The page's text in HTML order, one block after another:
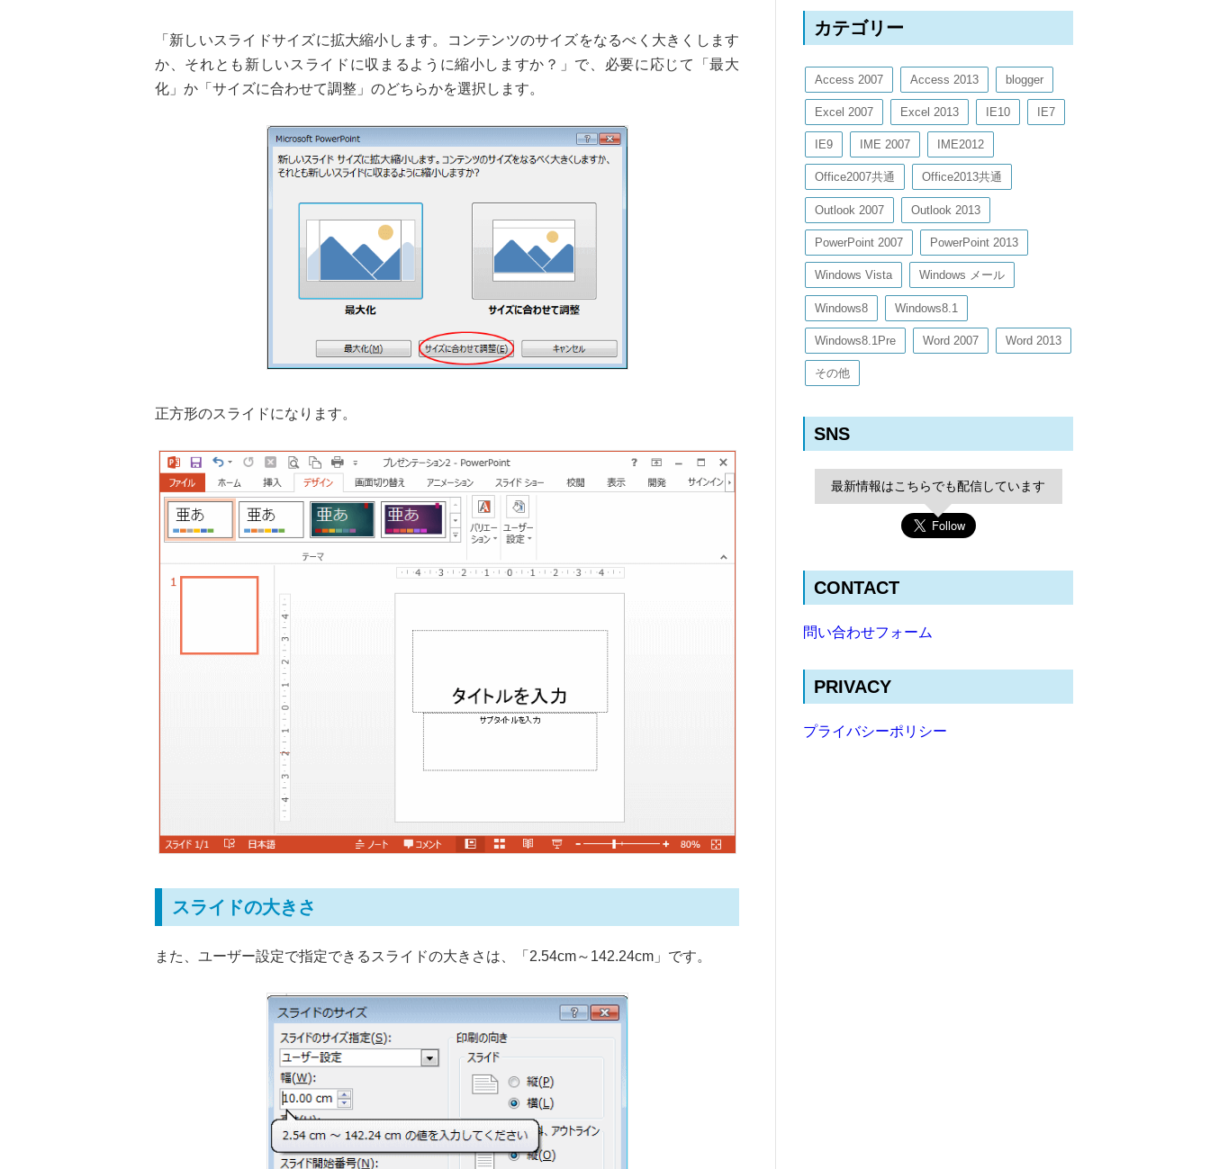
「新しいスライドサイズに拡大縮小します。コンテンツのサイズをなるべく大きくします
か、それとも新しいスライドに収まるように縮小しますか？」で、必要に応じて「最大
化」か「サイズに合わせて調整」のどちらかを選択します。
正方形のスライドになります。
スライドの大きさ
また、ユーザー設定で指定できるスライドの大きさは、「2.54cm～142.24cm」です。
カテゴリー
Access 2007 Access 2013 blogger
Excel 2007 Excel 2013 IE10 IE7
IE9 IME 2007 IME2012
Office2007共通 Office2013共通
Outlook 2007 Outlook 2013
PowerPoint 2007 PowerPoint 2013
Windows Vista Windows メール
Windows8 Windows8.1
Windows8.1Pre Word 2007 Word 2013
その他
SNS
最新情報はこちらでも配信しています
CONTACT
問い合わせフォーム
PRIVACY
プライバシーポリシー